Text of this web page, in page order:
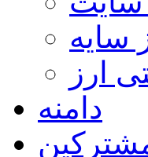
سایه
دامنه